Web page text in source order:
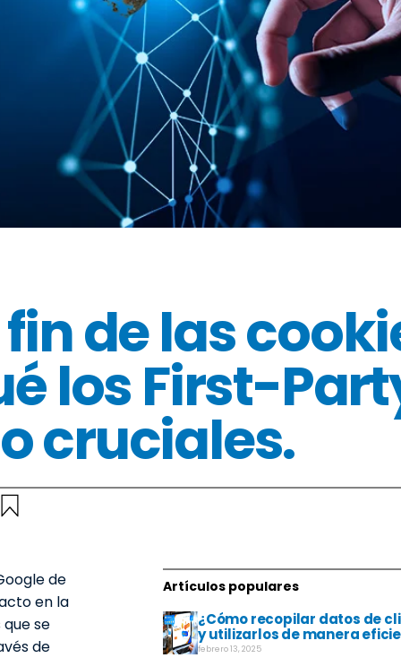
de las
los First-
cruciales.
de
en la
se
de
Artículos populares
¿Cómo recopilar datos de
y utilizarlos de manera
febrero 13, 2025